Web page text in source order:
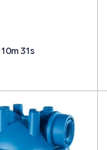
10m 30s